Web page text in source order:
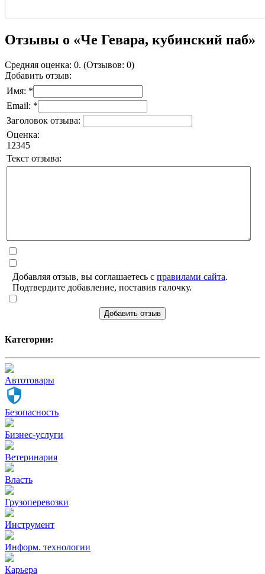
Отзывы о «Че Гевара, кубинский паб»
Средняя оценка: 0. (Отзывов: 0)
Добавить отзыв:
Имя: *
Email: *
Заголовок отзыва:
Оценка:
1 2345
Текст отзыва:
Добавляя отзыв, вы соглашаетесь с правилами сайта.
Подтвердите добавление, поставив галочку.
Добавить отзыв
Категории:
Автотовары
Безопасность
Бизнес-услуги
Ветеринария
Власть
Грузоперевозки
Инструмент
Информ. технологии
Карьера